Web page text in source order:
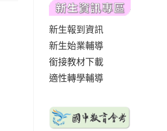
新生報到資訊
新生始業輔導
銜接教材下載
適性轉學輔導